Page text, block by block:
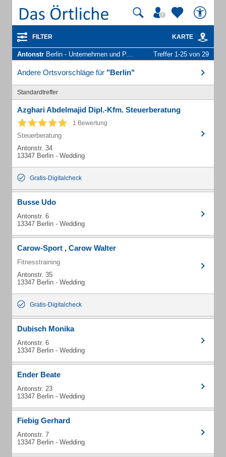
FILTER KARTE
Antonstr Berlin - Unternehmen und Personen Treffer 1-25 von 29
Andere Ortsvorschläge für "Berlin"
Standardtreffer
Azghari Abdelmajid Dipl.-Kfm. Steuerberatung
1 Bewertung
Steuerberatung
Antonstr. 34
13347 Berlin - Wedding
Gratis-Digitalcheck
Busse Udo
Antonstr. 6
13347 Berlin - Wedding
Carow-Sport , Carow Walter
Fitnesstraining
Antonstr. 35
13347 Berlin - Wedding
Gratis-Digitalcheck
Dubisch Monika
Antonstr. 6
13347 Berlin - Wedding
Ender Beate
Antonstr. 23
13347 Berlin - Wedding
Fiebig Gerhard
Antonstr. 7
13347 Berlin - Wedding